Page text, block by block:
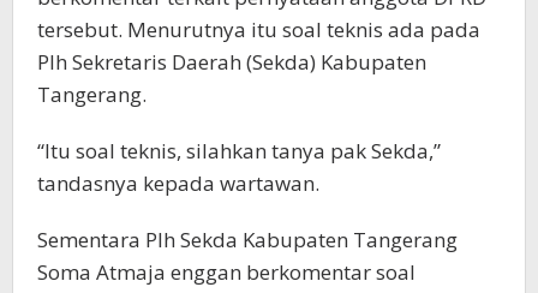
tersebut. Menurutnya itu soal teknis ada pada
Plh Sekretaris Daerah (Sekda) Kabupaten
Tangerang.
“Itu soal teknis, silahkan tanya pak Sekda,”
tandasnya kepada wartawan.
Sementara Plh Sekda Kabupaten Tangerang
Soma Atmaja enggan berkomentar soal